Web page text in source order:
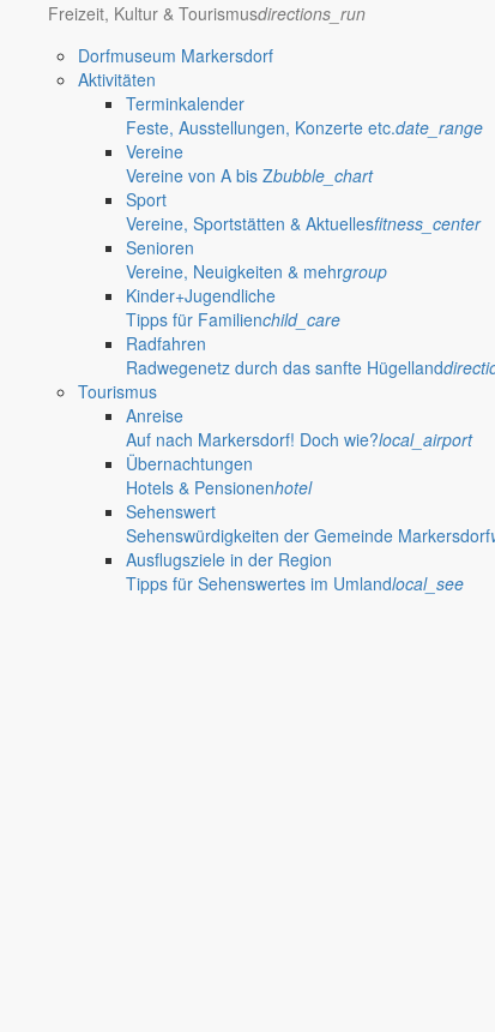
Freizeit, Kultur & Tourismusdirections_run
Dorfmuseum Markersdorf
Aktivitäten
Terminkalender
Feste, Ausstellungen, Konzerte etc.date_range
Vereine
Vereine von A bis Zbubble_chart
Sport
Vereine, Sportstätten & Aktuellesfitness_center
Senioren
Vereine, Neuigkeiten & mehrgroup
Kinder+Jugendliche
Tipps für Familienchild_care
Radfahren
Radwegenetz durch das sanfte Hügelland
Tourismus
Anreise
Auf nach Markersdorf! Doch wie?local_airport
Übernachtungen
Hotels & Pensionenhotel
Sehenswert
Sehenswürdigkeiten der Gemeinde Markersdorf
Ausflugsziele in der Region
Tipps für Sehenswertes im Umlandlocal_see
Berzdorfer See
Informationen